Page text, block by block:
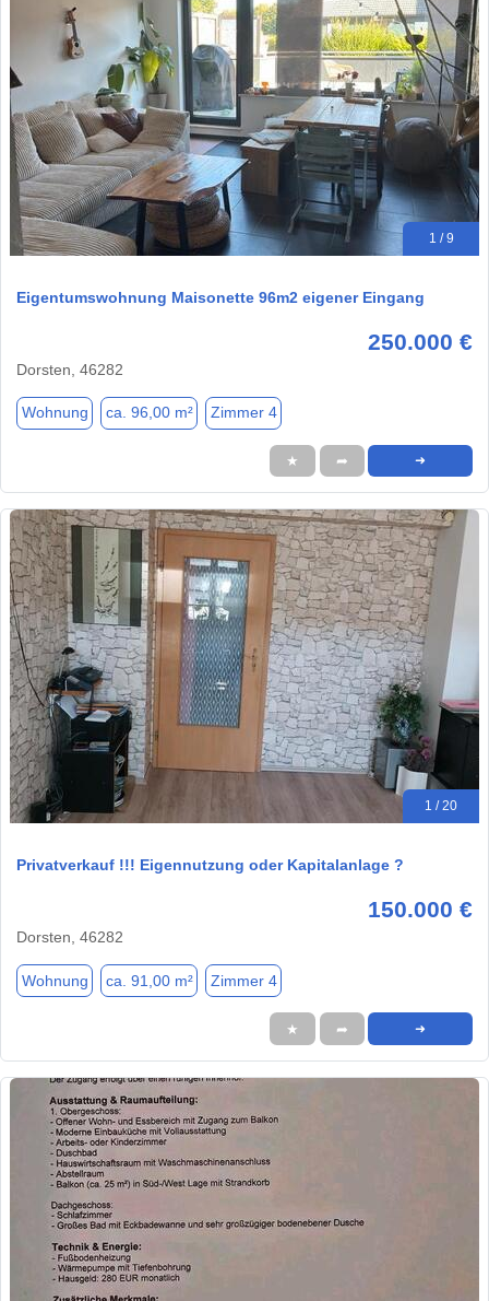
1 / 9
Eigentumswohnung Maisonette 96m2 eigener Eingang
250.000 €
Dorsten, 46282
Wohnung ca. 96,00 m² Zimmer 4
★ ➦ ➜
1 / 20
Privatverkauf !!! Eigennutzung oder Kapitalanlage ?
150.000 €
Dorsten, 46282
Wohnung ca. 91,00 m² Zimmer 4
★ ➦ ➜